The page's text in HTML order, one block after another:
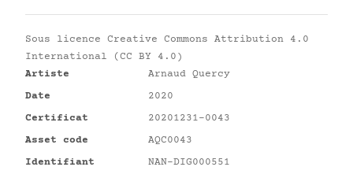
Sous licence Creative Commons Attribution 4.0
International (CC BY 4.0)
Artiste
Arnaud Quercy
Date
2020
Certificat
20201231-0043
Asset code
AQC0043
Identifiant
NAN-DIG000551